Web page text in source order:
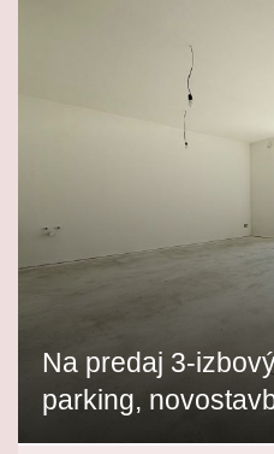
Na predaj 3-
parking,